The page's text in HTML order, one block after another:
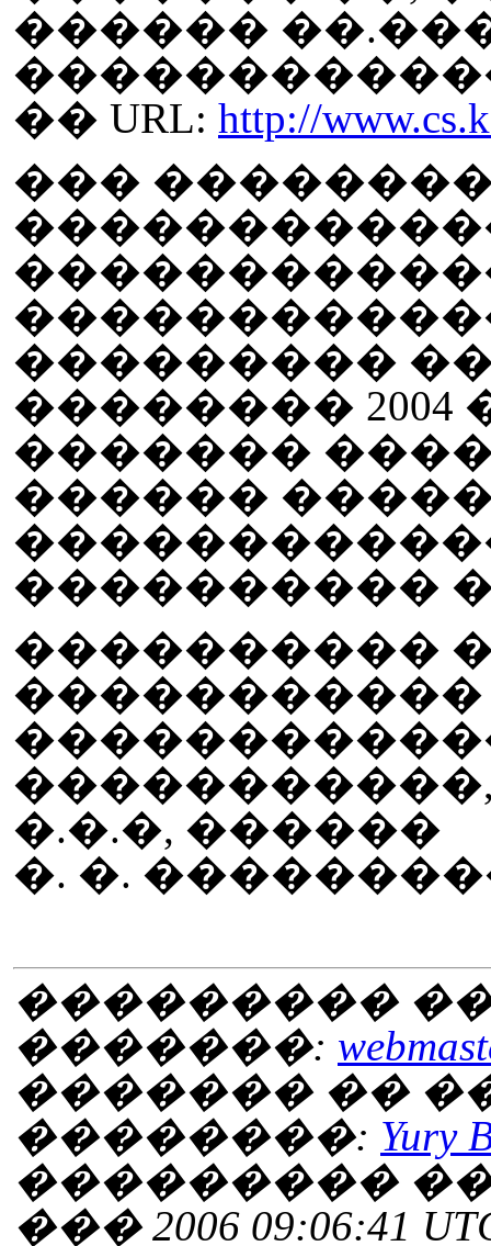
������
�� URL: http://
���
���������
��������
�������
������
����������
����������
�����������
�.�.�, ������
�. �.
���������
�������:
������� ��
��������: Yury
���������
��� 2006 09:06:41